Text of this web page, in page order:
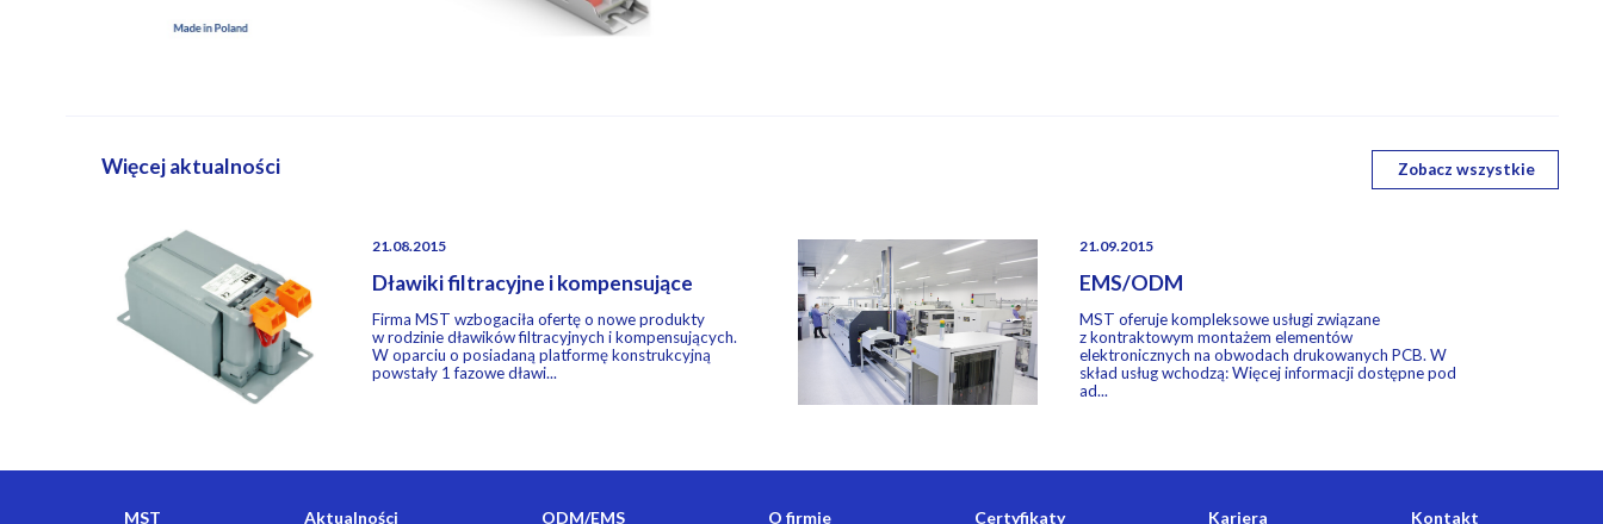
Więcej aktualności Zobacz wszystkie
21.08.2015
Dławiki filtracyjne i kompensujące
Firma MST wzbogaciła ofertę o nowe produkty
w rodzinie dławików filtracyjnych i kompensujących.
W oparciu o posiadaną platformę konstrukcyjną
powstały 1 fazowe dławi...
21.09.2015
EMS/ODM
MST oferuje kompleksowe usługi związane
z kontraktowym montażem elementów
elektronicznych na obwodach drukowanych PCB. W
skład usług wchodzą: Więcej informacji dostępne pod
ad...
MST Aktualności ODM/EMS O firmie Certyfikaty Kariera Kontakt